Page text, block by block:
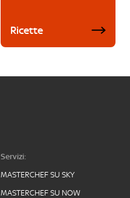
Ricette
Servizi:
MASTERCHEF SU SKY
MASTERCHEF SU NOW